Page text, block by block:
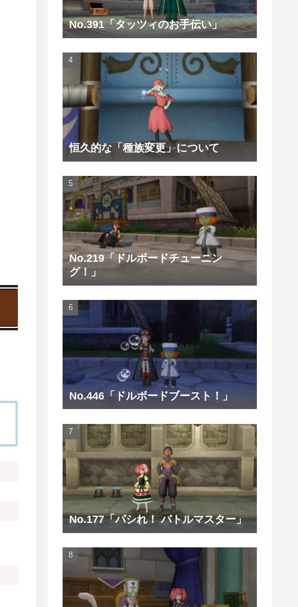
No.391「タッツィのお手伝い」
恒久的な「種族変更」について
No.219「ドルボードチューニン
グ！」
No.446「ドルボードブースト！」
No.177「パシれ！ バトルマスター」